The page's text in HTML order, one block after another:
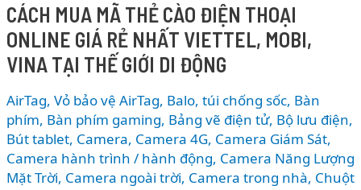
ĐA
150K
KHI
THANH
TOÁN
QUA
VNPAY
–
CÁCH
CÁCH MUA MÃ THẺ CÀO ĐIỆN THOẠI
ONLINE GIÁ RẺ NHẤT VIETTEL, MOBI,
VINA TẠI THẾ GIỚI DI ĐỘNG
AirTag, Vỏ bảo vệ AirTag, Balo, túi chống sốc, Bàn
phím, Bàn phím gaming, Bảng vẽ điện tử, Bộ lưu điện,
Bút tablet, Camera, Camera 4G, Camera Giám Sát,
Camera hành trình / hành động, Camera Năng Lượng
Mặt Trời, Camera ngoài trời, Camera trong nhà, Chuột